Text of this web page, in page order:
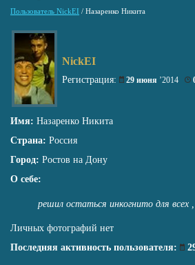
Пользователь NickEI / Назаренко Никита
NickEI
Регистрация: 29 июня ’2014
Имя: Назаренко Никита
Страна: Россия
Город: Ростов на Дону
О себе:
решил остаться инкогнито для всех
Личных фотографий нет
Последняя активность пользователя: